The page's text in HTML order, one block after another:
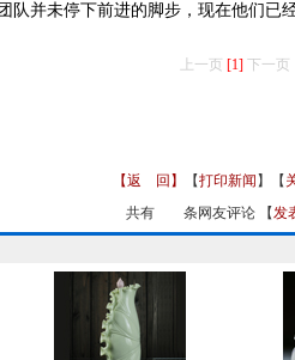
队并未停下前进的脚步，现在他们已
上一页 [1] 下一页
【返 回】 【打印新闻 】【
共有
条网友评论 【发